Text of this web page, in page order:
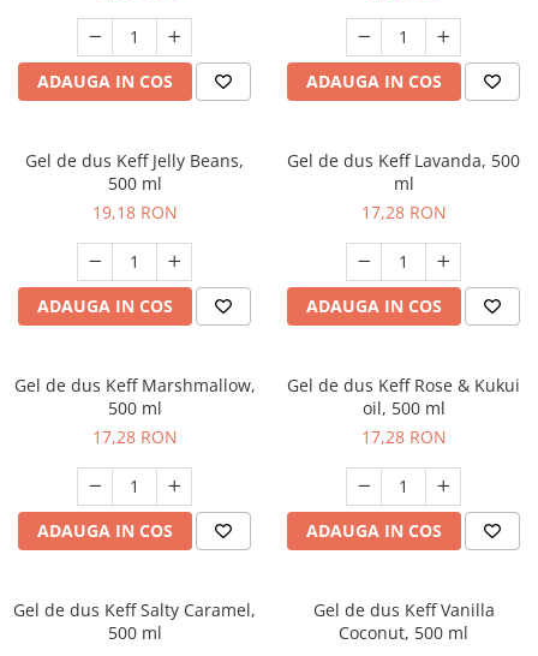
ADAUGA IN COS ADAUGA IN COS
Gel de dus Keff Jelly Beans,
500 ml
19,18 RON
ADAUGA IN COS
Gel de dus Keff Lavanda, 500
ml
17,28 RON
ADAUGA IN COS
Gel de dus Keff Marshmallow,
500 ml
17,28 RON
ADAUGA IN COS
Gel de dus Keff Rose & Kukui
oil, 500 ml
17,28 RON
ADAUGA IN COS
Gel de dus Keff Salty Caramel,
500 ml
Gel de dus Keff Vanilla
Coconut, 500 ml